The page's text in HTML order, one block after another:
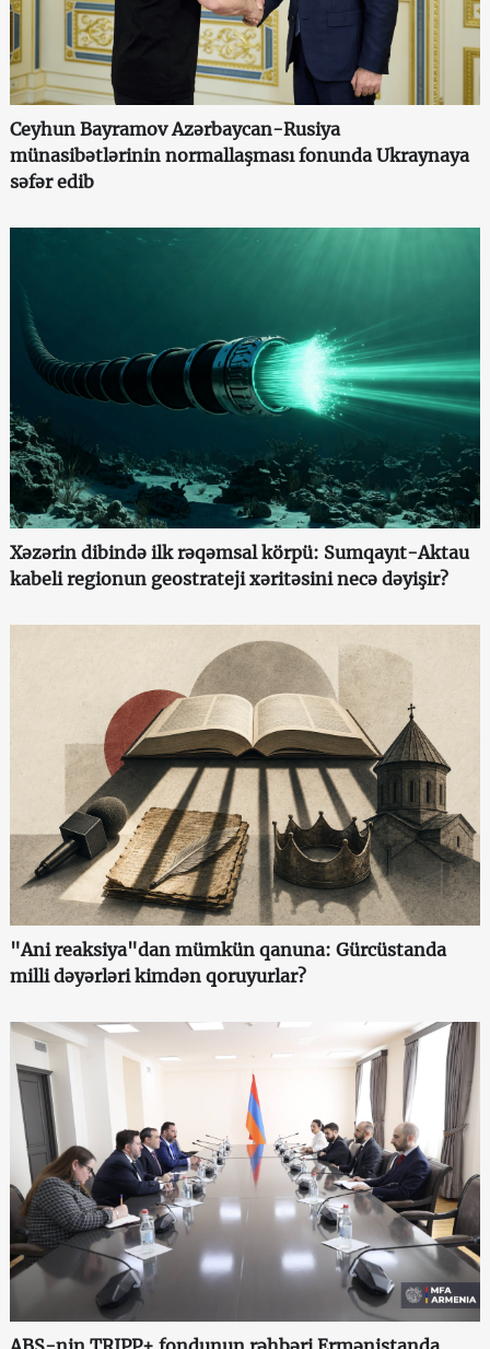
Ceyhun Bayramov Azərbaycan-Rusiya
münasibətlərinin normallaşması fonunda Ukraynaya
səfər edib
Xəzərin dibində ilk rəqəmsal körpü: Sumqayıt-Aktau
kabeli regionun geostrateji xəritəsini necə dəyişir?
"Ani reaksiya"dan mümkün qanuna: Gürcüstanda
milli dəyərləri kimdən qoruyurlar?